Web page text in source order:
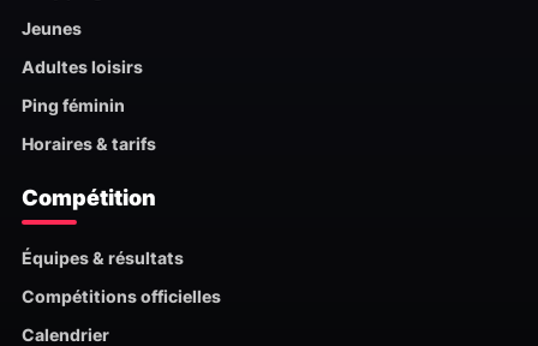
Jeunes
Adultes loisirs
Ping féminin
Horaires & tarifs
Compétition
Équipes & résultats
Compétitions officielles
Calendrier